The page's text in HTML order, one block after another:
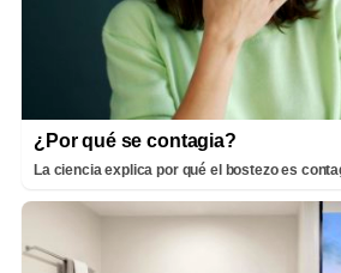
¿Por qué se contagia?
La ciencia explica por qué el bostezo es